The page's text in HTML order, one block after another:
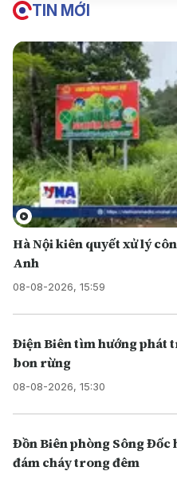
TIN MỚI
Hà Nội kiên quyết xử lý
Anh
08-08-2026, 15:59
Điện Biên tìm hướng phát
bon rừng
08-08-2026, 15:30
Đồn Biên phòng Sông Đốc
đám cháy trong đêm